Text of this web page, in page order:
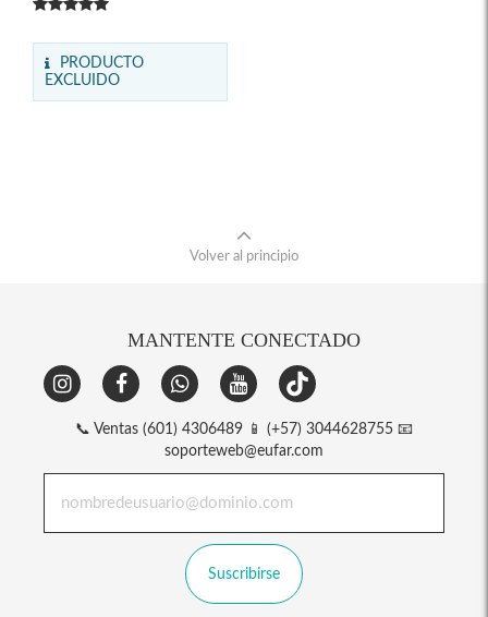
PRODUCTO
EXCLUIDO
Volver al principio
MANTENTE CONECTADO
📞 Ventas (601) 4306489 📱 (+57) 3044628755 📧
soporteweb@eufar.com
Suscribirse